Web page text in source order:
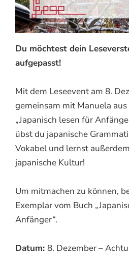
Du möchtest dein
aufgepasst!
Mit dem Leseevent am 8.
gemeinsam mit Manuela
„Japanisch lesen für
übst du japanische
Vokabel und lernst
japanische Kultur!
Um mitmachen zu können,
Exemplar vom Buch
Anfänger“.
Datum: 8. Dezember –